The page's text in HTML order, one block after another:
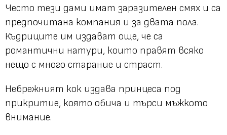
Често тези дами имат заразителен смях и са
предпочитана компания и за двата пола.
Къдриците им издават още, че са
романтични натури, които правят всяко
нещо с много старание и страст.
Небрежният кок издава принцеса под
прикритие, която обича и търси мъжкото
внимание.